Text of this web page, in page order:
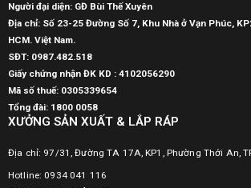
Người đại diện: GĐ Bùi Thế Xuyên
Địa chỉ: Số 23-25 Đường Số 7, Khu Nhà ở Vạn Phúc,
HCM. Việt Nam.
SĐT: 0987.482.518
Giấy chứng nhận ĐK KD : 4102056290
Mã số thuế: 0305339654
Tổng đài: 1800 0058
XƯỞNG SẢN XUẤT & LẮP RÁP
Địa chỉ: 97/31, Đường TA 17A, KP1, Phường Thới An,
Hotline: 0934 041 116